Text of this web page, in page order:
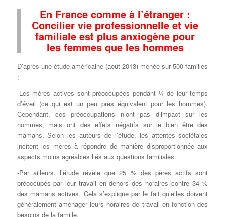
En France comme à l’étranger :
Concilier vie professionnelle et vie
familiale est plus anxiogène pour
les femmes que les hommes
D’après une étude américaine (août 2013) menée sur 500 familles
:
-Les mères actives sont préoccupées pendant ¼ de leur temps
d’éveil (ce qui est un peu près équivalent pour les hommes).
Cependant, ces préoccupations n’ont pas d’impact sur les
hommes, mais ont des effets négatifs sur le bien être des
mamans. Selon les auteurs de l’étude, les attentes sociétales
incitent les mères à répondre de manière disproportionnée aux
aspects moins agréables liés aux questions familiales.
-Par ailleurs, l’étude révèle que 25 % des pères actifs sont
préoccupés par leur travail en dehors des horaires contre 34 %
des mamans actives. Cela s’explique par le fait qu’elles doivent
généralement aménager leurs horaires de travail en fonction des
besoins de la famille.